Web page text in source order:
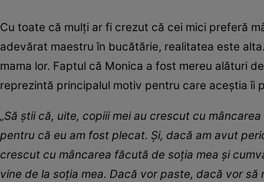
Cu toate că mulți ar fi crezut că cei mici preferă
adevărat maestru în bucătărie, realitatea este
mama lor. Faptul că Monica a fost mereu alături
reprezintă principalul motiv pentru care aceștia îi
„Să știi că, uite, copiii mei au crescut cu
pentru că eu am fost plecat. Și, dacă am avut
crescut cu mâncarea făcută de soția mea și
vine de la soția mea. Dacă vor paste, dacă vor